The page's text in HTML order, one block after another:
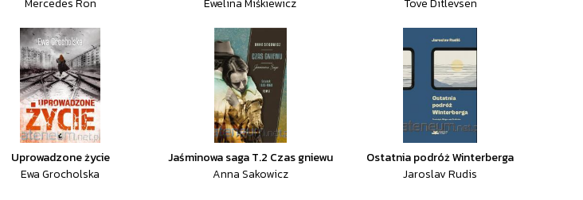
Mercedes Ron
Ewelina Miśkiewicz
Tove Ditlevsen
Uprowadzone życie
Ewa Grocholska
Jaśminowa saga T.2 Czas gniewu
Anna Sakowicz
Ostatnia podróż Winterberga
Jaroslav Rudis